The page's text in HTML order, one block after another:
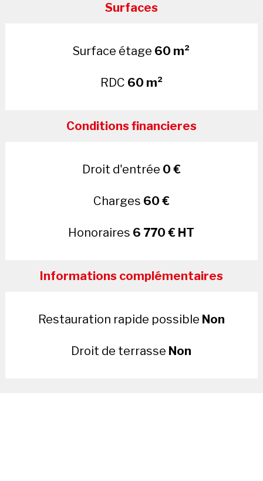
Surfaces
Surface étage 60 m²
RDC 60 m²
Conditions financieres
Droit d'entrée 0 €
Charges 60 €
Honoraires 6 770 € HT
Informations complémentaires
Restauration rapide possible Non
Droit de terrasse Non